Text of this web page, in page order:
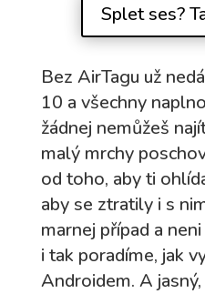
Splet ses?
Bez AirTagu už
10 a všechny
žádnej nemůžeš
malý mrchy
od toho, aby ti
aby se ztratily i s
marnej případ a
i tak poradíme, jak
Androidem. A